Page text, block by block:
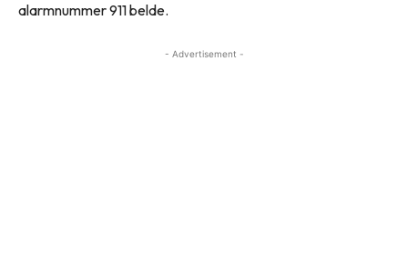
alarmnummer 911 belde.
- Advertisement -